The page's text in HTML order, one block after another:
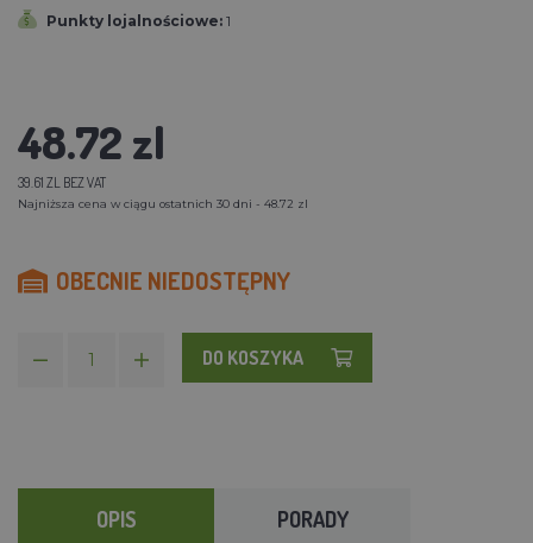
Punkty lojalnościowe: 1
48.72 zl
39.61 ZL BEZ VAT
Najniższa cena w ciągu ostatnich 30 dni - 48.72 zl
OBECNIE NIEDOSTĘPNY
DO KOSZYKA
OPIS PORADY